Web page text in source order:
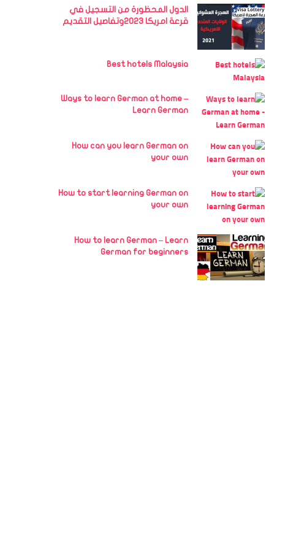
الدول المحظورة من التسجيل في
قرعة امريكا 2023وتفاصيل التقديم
Best hotels Malaysia
Ways to learn German at home –
Learn German
How can you learn German on
your own
How to start learning German on
your own
How to learn German – Learn
German for beginners